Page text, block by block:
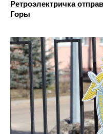
Ретроэлектричка
Горы